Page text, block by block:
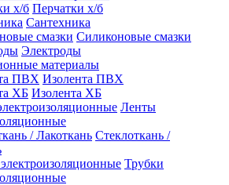
Перчатки х/б
Сантехника
Силиконовые смазки
Электроды
материалы
Изолента ПВХ
Изолента ХБ
Ленты
Стеклоткань /
Трубки